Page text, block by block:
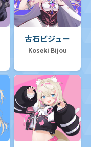
古石ビジュー
Koseki Bijou